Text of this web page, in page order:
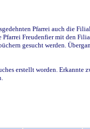
Pfarrei auch die
Freudenfier mit den
gesucht werden.
erstellt worden. Erkannte